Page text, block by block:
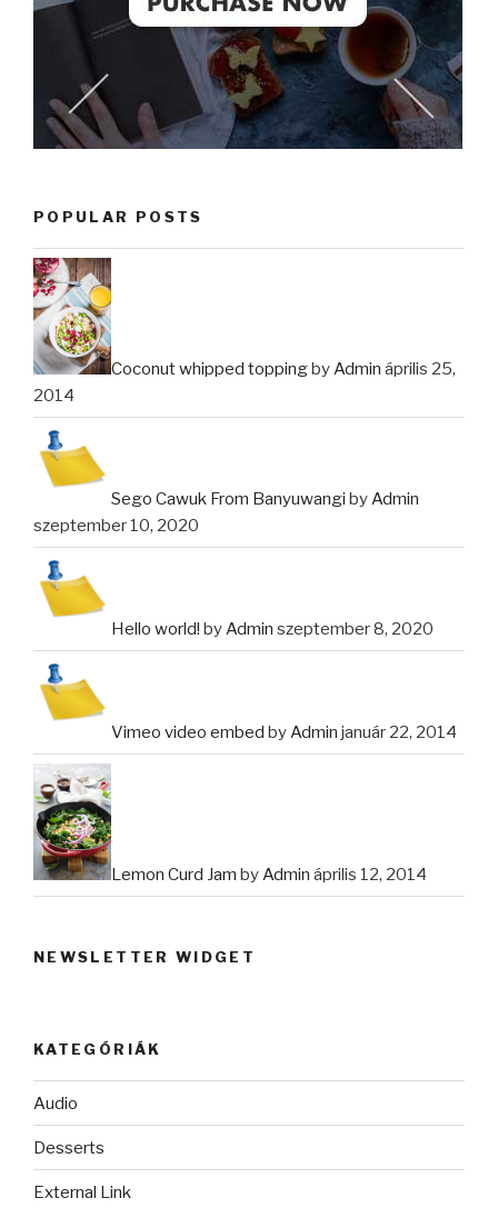
POPULAR POSTS
Coconut whipped toppingbyAdmin április 25,
2014
Sego Cawuk From Banyuwangi byAdmin
szeptember 10, 2020
Hello world! byAdmin szeptember 8, 2020
Vimeo video embed byAdmin január 22, 2014
Lemon Curd Jam byAdmin április 12, 2014
NEWSLETTER WIDGET
KATEGÓRIÁK
Audio
Desserts
External Link